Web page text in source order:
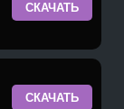
СКАЧАТЬ
СКАЧАТЬ